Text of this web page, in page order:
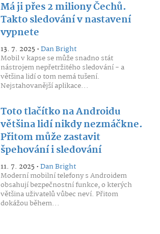
Má ji přes 2 miliony Čechů.
Takto sledování v nastavení
vypnete
13. 7. 2025 •Dan Bright
Mobil v kapse se může snadno stát
nástrojem nepřetržitého sledování - a
většina lidí o tom nemá tušení.
Nejstahovanější aplikace...
Toto tlačítko na Androidu
většina lidí nikdy nezmáčkne.
Přitom může zastavit
špehování i sledování
11. 7. 2025 •Dan Bright
Moderní mobilní telefony s Androidem
obsahují bezpečnostní funkce, o kterých
většina uživatelů vůbec neví. Přitom
dokážou během...